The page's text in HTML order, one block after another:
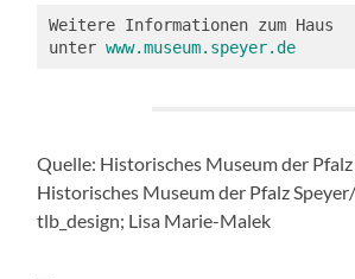
Weitere Informationen zum Haus
unter www.museum.speyer.de
Quelle: Historisches Museum der
Historisches Museum der Pfalz
tlb_design; Lisa Marie-Malek